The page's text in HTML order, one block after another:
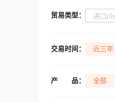
贸易类型： 进口(0)
交易时间： 近三年
产 品： 全部